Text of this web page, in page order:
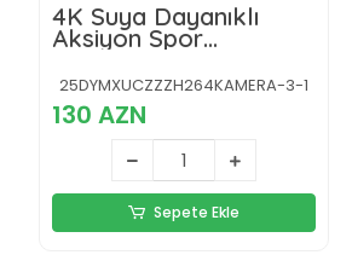
4K Suya Dayanıklı
Aksiyon Spor
Kamerası 120° Geniş
Açı ve WiFi Destekli
25DYMXUCZZZH264KAMERA-3-1
130 AZN
Sepete Ekle